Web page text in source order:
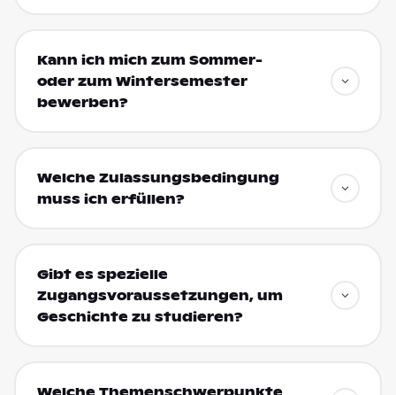
Kann ich mich zum Sommer-
oder zum Wintersemester
bewerben?
Welche Zulassungsbedingung
muss ich erfüllen?
Gibt es spezielle
Zugangsvoraussetzungen, um
Geschichte zu studieren?